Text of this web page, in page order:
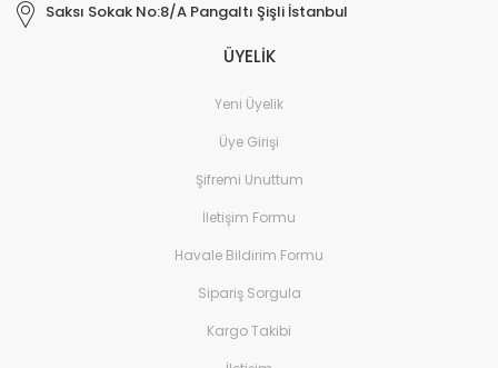
Saksı Sokak No:8/A Pangaltı Şişli İstanbul
ÜYELİK
Yeni Üyelik
Üye Girişi
Şifremi Unuttum
İletişim Formu
Havale Bildirim Formu
Sipariş Sorgula
Kargo Takibi